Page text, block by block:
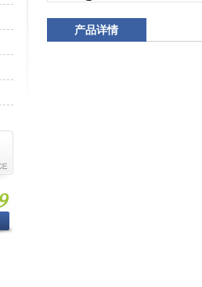
产品详情